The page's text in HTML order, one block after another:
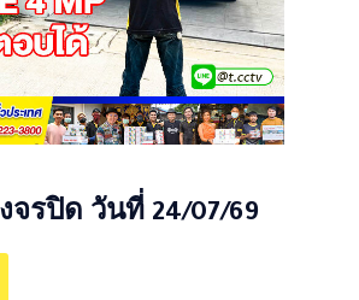
รปิด วันที่ 24/07/69